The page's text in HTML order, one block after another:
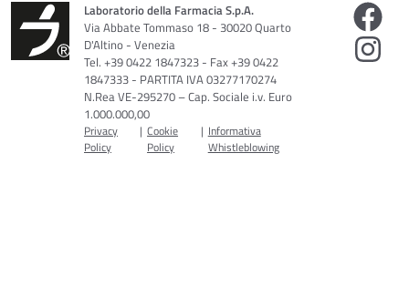
Laboratorio della Farmacia S.p.A.
Via Abbate Tommaso 18 - 30020 Quarto
D'Altino - Venezia
Tel. +39 0422 1847323 - Fax +39 0422
1847333 - PARTITA IVA 03277170274
N.Rea VE-295270 – Cap. Sociale i.v. Euro
1.000.000,00
Privacy
Policy
| Cookie
Policy
| Informativa
Whistleblowing